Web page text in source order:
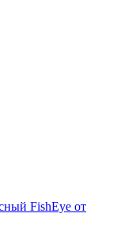
FishEye от